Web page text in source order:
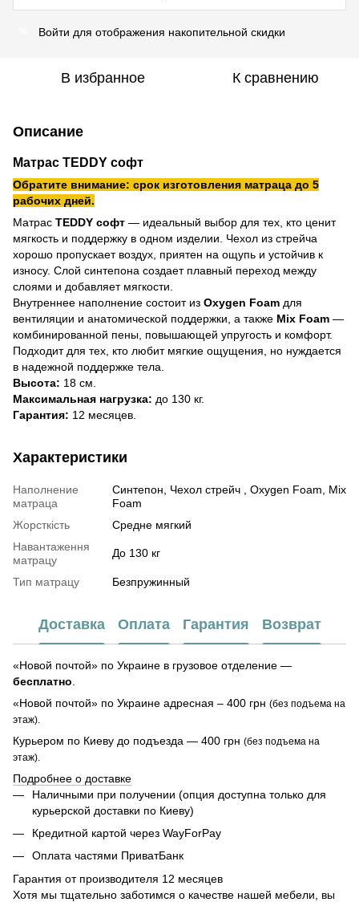
Войти для отображения накопительной скидки
В избранное К сравнению
Описание
Матрас TEDDY софт
Обратите внимание: срок изготовления матраца до 5
рабочих дней.
Матрас TEDDY софт — идеальный выбор для тех, кто ценит
мягкость и поддержку в одном изделии. Чехол из стрейча
хорошо пропускает воздух, приятен на ощупь и устойчив к
износу. Слой синтепона создает плавный переход между
слоями и добавляет мягкости.
Внутреннее наполнение состоит из Oxygen Foam для
вентиляции и анатомической поддержки, а также Mix Foam —
комбинированной пены, повышающей упругость и комфорт.
Подходит для тех, кто любит мягкие ощущения, но нуждается
в надежной поддержке тела.
Высота: 18 см.
Максимальная нагрузка: до 130 кг.
Гарантия: 12 месяцев.
Характеристики
Наполнение
матраца
Синтепон, Чехол стрейч , Oxygen Foam, Mix
Foam
Жорсткість
Средне мягкий
Навантаження
матрацу
До 130 кг
Тип матрацу Безпружинный
Доставка Оплата Гарантия Возврат
«Новой почтой» по Украине в грузовое отделение —
бесплатно
«Новой почтой» по Украине адресная – 400 грн (без подъема на
этаж).
Курьером по Киеву до подъезда — 400 грн (без подъема на
этаж).
Подробнее о доставке
Наличными при получении (опция доступна только для
курьерской доставки по Киеву)
Кредитной картой через WayForPay
Оплата частями ПриватБанк
Гарантия от производителя 12 месяцев
Хотя мы тщательно заботимся о качестве нашей мебели, вы